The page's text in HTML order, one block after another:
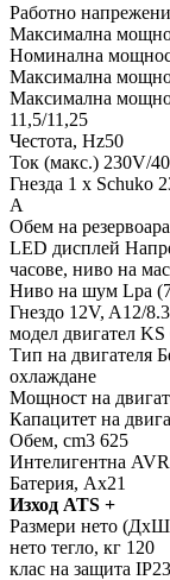
Работно
Максимална
Номинална
Максимална
Максимална
11,5/11,25
Честота, Hz50
Ток (макс.) 230V/
Гнезда 1 x Schuko
A
Обем на
LED дисплей
часове, ниво на
Ниво на шум Lpa
Гнездо 12V, A12/8.3
модел двигател KS
Тип на двигателя
охлаждане
Мощност на
Капацитет на
Обем, cm3 625
Интелигентна
Батерия, Ах21
Изход ATS +
Размери нето
нето тегло, кг 120
клас на защита